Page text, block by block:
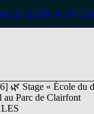
de l’adhésion
🌿 Stage « École du
au Parc de Clairfont